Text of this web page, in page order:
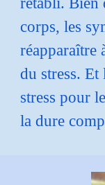
corps, les
réapparaître
du stress.
stress pour
la dure